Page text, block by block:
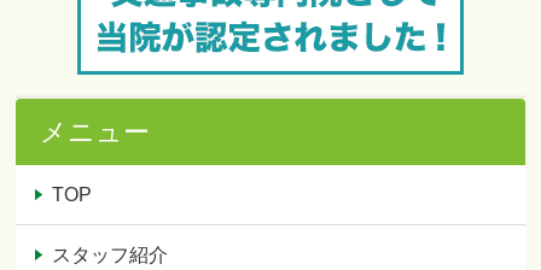
メニュー
TOP
スタッフ紹介